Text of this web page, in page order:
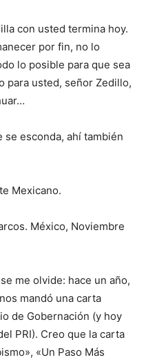
con usted termina hoy.
por fin, no lo
lo posible para que sea
para usted, señor Zedillo,
se esconda, ahí también
Mexicano.
México, Noviembre
me olvide: hace un año,
mandó una carta
de Gobernación (y hoy
PRI). Creo que la carta
«Un Paso Más